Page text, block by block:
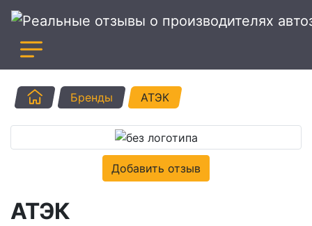
ГлавнаяБренды АТЭК
Добавить отзыв
АТЭК